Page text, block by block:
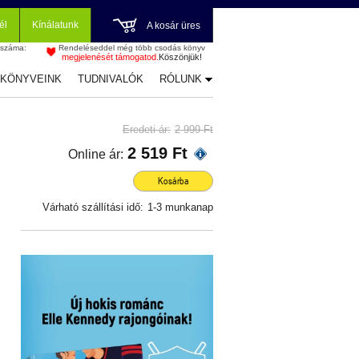
Kínálatunk A kosár üres
Rendeléseddel még több csodás könyv
megjelenését támogatod. Köszönjük!
TUDNIVALÓK RÓLUNK
Eredeti ár: 2 999 Ft
Online ár: 2 519 Ft
Kosárba
Várható szállítási idő: 1-3 munkanap